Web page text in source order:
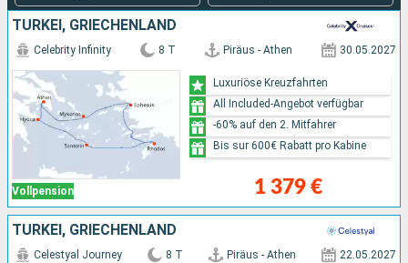
TÜRKEI, GRIECHENLAND
Vollpension
Celebrity Infinity 8 T Piräus - Athen 30.05.2027
1 379 €
Luxuriöse Kreuzfahrten
All Included-Angebot verfügbar
-60% auf den 2. Mitfahrer
Bis sur 600€ Rabatt pro Kabine
TÜRKEI, GRIECHENLAND
Celestyal Journey 8 T Piräus - Athen 22.05.2027